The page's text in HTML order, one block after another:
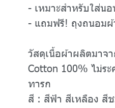
- เหมาะสำหรับใส่น
- แถมฟรี! ถุงถนอมผ้
วัสดุเนื้อผ้าผลิตมาจ
Cotton 100% ไม่ร
ทารก
สี : สีฟ้า สีเหลือง สี